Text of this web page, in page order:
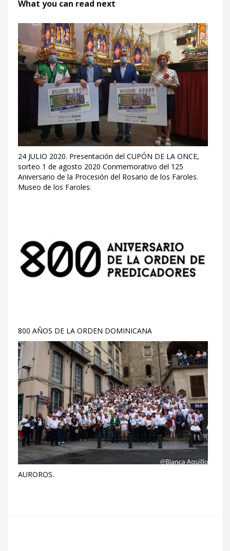
What you can read next
24 JULIO 2020. Presentación del CUPÓN DE LA ONCE,
sorteo 1 de agosto 2020 Conmemorativo del 125
Aniversario de la Procesión del Rosario de los Faroles.
Museo de los Faroles.
800 AÑOS DE LA ORDEN DOMINICANA
AUROROS.